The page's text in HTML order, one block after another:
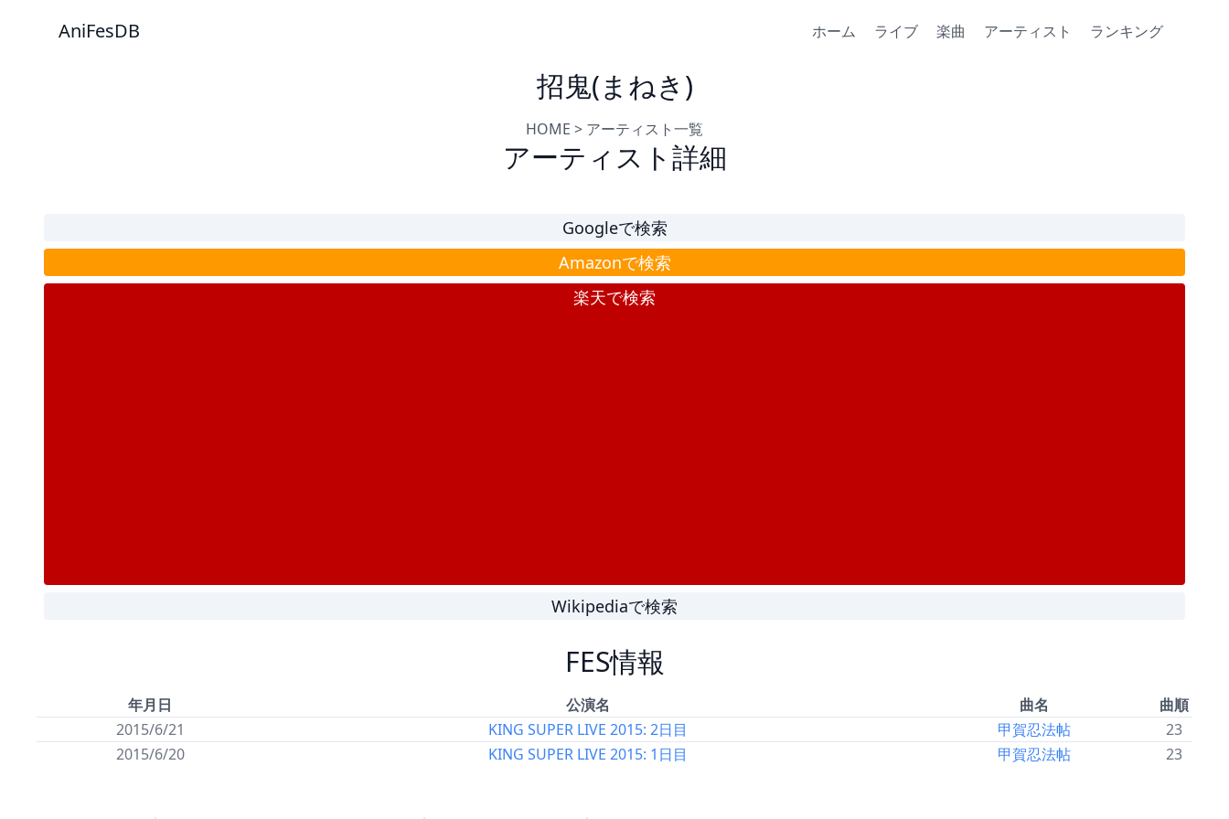
AniFesDB ホーム ライブ 楽曲 アーティスト ランキング
招鬼(まねき)
HOME > アーティスト一覧
アーティスト詳細
Googleで検索
Amazonで検索
楽天で検索
Wikipediaで検索
FES情報
年月日 公演名 曲名
曲順
2015/6/21
KING SUPER LIVE 2015: 2日目 甲賀忍法帖
23
2015/6/20
KING SUPER LIVE 2015: 1日目 甲賀忍法帖 23